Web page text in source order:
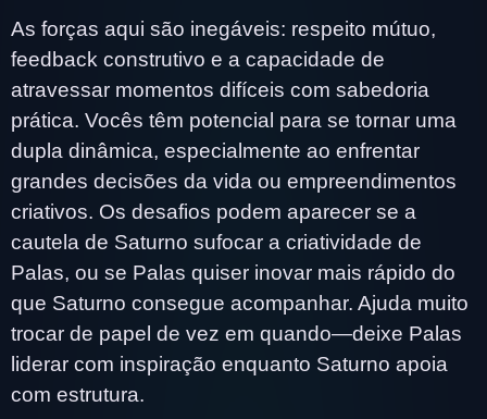
As forças aqui são inegáveis: respeito mútuo,
feedback construtivo e a capacidade de
atravessar momentos difíceis com sabedoria
prática. Vocês têm potencial para se tornar uma
dupla dinâmica, especialmente ao enfrentar
grandes decisões da vida ou empreendimentos
criativos. Os desafios podem aparecer se a
cautela de Saturno sufocar a criatividade de
Palas, ou se Palas quiser inovar mais rápido do
que Saturno consegue acompanhar. Ajuda muito
trocar de papel de vez em quando—deixe Palas
liderar com inspiração enquanto Saturno apoia
com estrutura.